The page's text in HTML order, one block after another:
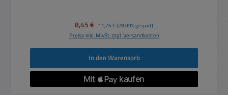
Verkaufspreis:
8,45 € Regulärer Preis:
11,75 € (28.09% gespart)
Preise inkl. MwSt. zzgl. Versandkosten
In den Warenkorb